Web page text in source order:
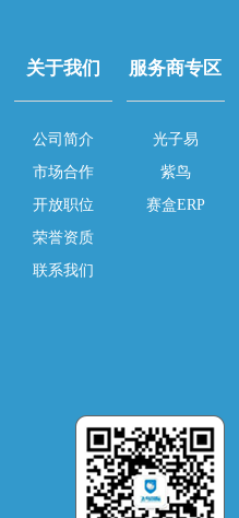
关于我们
公司简介
市场合作
开放职位
荣誉资质
联系我们
服务商专区
光子易
紫鸟
赛盒ERP